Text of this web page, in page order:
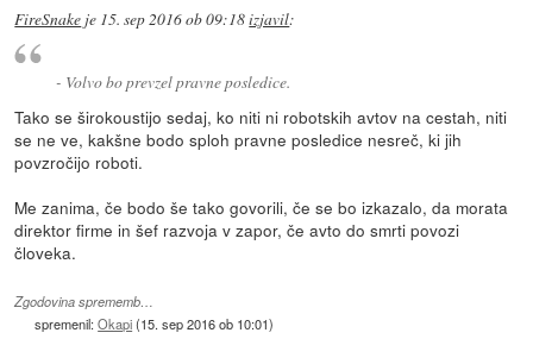
FireSnake je 15. sep 2016 ob 09:18izjavil:
- Volvo bo prevzel pravne posledice.
Tako se širokoustijo sedaj, ko niti ni robotskih avtov na cestah, niti
se ne ve, kakšne bodo sploh pravne posledice nesreč, ki jih
povzročijo roboti.
Me zanima, če bodo še tako govorili, če se bo izkazalo, da morata
direktor firme in šef razvoja v zapor, če avto do smrti povozi
človeka.
Zgodovina sprememb…
spremenil:Okapi(15. sep 2016 ob 10:01)